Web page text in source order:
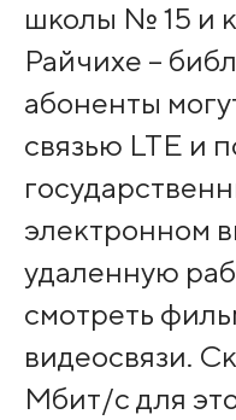
школы № 15 и
Райчихе –
абоненты
связью LTE и
электронном
удаленную
смотреть
видеосвязи.
Мбит/с для